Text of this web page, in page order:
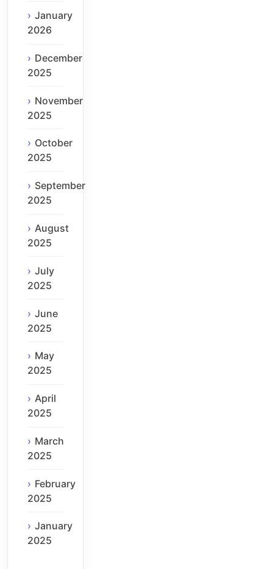
January
2026
December
2025
November
2025
October
2025
September
2025
August
2025
July
2025
June
2025
May
2025
April
2025
March
2025
February
2025
January
2025